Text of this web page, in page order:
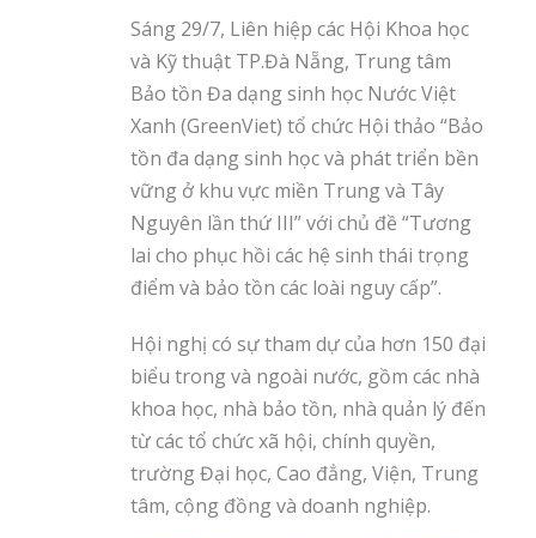
Sáng 29/7, Liên hiệp các Hội Khoa học
và Kỹ thuật TP.Đà Nẵng, Trung tâm
Bảo tồn Đa dạng sinh học Nước Việt
Xanh (GreenViet) tổ chức Hội thảo “Bảo
tồn đa dạng sinh học và phát triển bền
vững ở khu vực miền Trung và Tây
Nguyên lần thứ III” với chủ đề “Tương
lai cho phục hồi các hệ sinh thái trọng
điểm và bảo tồn các loài nguy cấp”.
Hội nghị có sự tham dự của hơn 150 đại
biểu trong và ngoài nước, gồm các nhà
khoa học, nhà bảo tồn, nhà quản lý đến
từ các tổ chức xã hội, chính quyền,
trường Đại học, Cao đẳng, Viện, Trung
tâm, cộng đồng và doanh nghiệp.